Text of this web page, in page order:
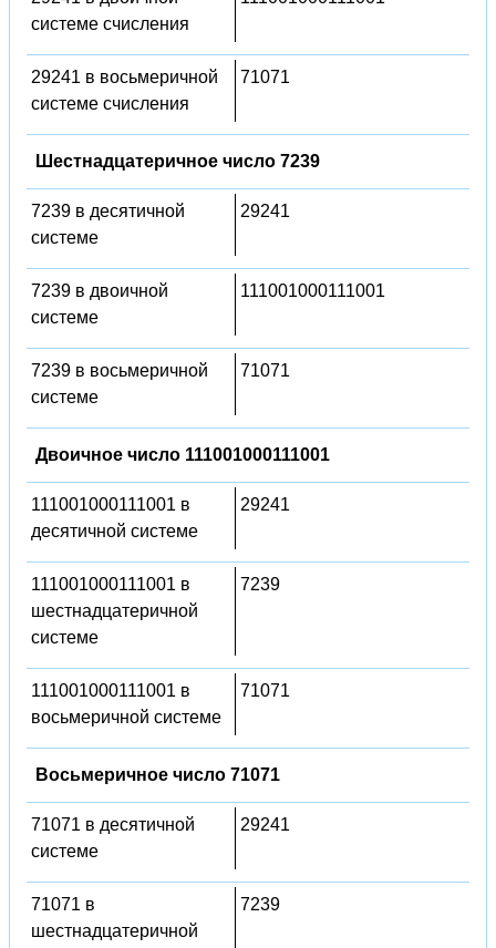
системе счисления
29241 в восьмеричной
системе счисления
71071
Шестнадцатеричное число 7239
7239 в десятичной
системе
29241
7239 в двоичной
системе
111001000111001
7239 в восьмеричной
системе
71071
Двоичное число 111001000111001
111001000111001 в
десятичной системе
29241
111001000111001 в
шестнадцатеричной
системе
7239
111001000111001 в
восьмеричной системе
71071
Восьмеричное число 71071
71071 в десятичной
системе
29241
71071 в
шестнадцатеричной
7239